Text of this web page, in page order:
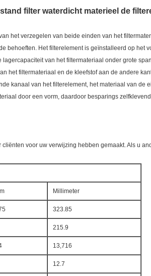
filter waterdicht materieel de
het verzegelen van beide einden van het
behoeften. Het filterelement is geïnstalleerd op het
van het filtermateriaal onder grote
het filtermateriaal en de kleefstof aan de andere
kanaal van het filterelement, het materiaal van
door een vorm, daardoor besparings
voor uw verwijzing hebben gemaakt. Als u
Millimeter
323.85
215.9
13,716
12.7